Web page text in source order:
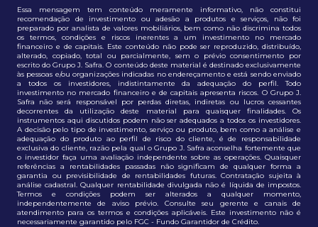
Essa mensagem tem conteúdo meramente informativo, não constitui
recomendação de investimento ou adesão a produtos e serviços, não foi
preparado por analista de valores mobiliários, bem como não discrimina todos
os termos, condições e riscos inerentes a um investimento no mercado
financeiro e de capitais. Este conteúdo não pode ser reproduzido, distribuído,
alterado, copiado, total ou parcialmente, sem o prévio consentimento por
escrito do Grupo J. Safra. O conteúdo deste material é destinado exclusivamente
às pessoas e/ou organizações indicadas no endereçamento e está sendo enviado
a todos os investidores, indistintamente da adequação do perfil. Todo
investimento no mercado financeiro e de capitais apresenta riscos. O Grupo J.
Safra não será responsável por perdas diretas, indiretas ou lucros cessantes
decorrentes da utilização deste material para quaisquer finalidades. Os
instrumentos aqui discutidos podem não ser adequados a todos os investidores.
A decisão pelo tipo de investimento, serviço ou produto, bem como a análise e
adequação do produto ao perfil de risco do cliente, é de responsabilidade
exclusiva do cliente, razão pela qual o Grupo J. Safra aconselha fortemente que
o investidor faça uma avaliação independente sobre as operações. Quaisquer
referências a rentabilidades passadas não significam de qualquer forma a
garantia ou previsibilidade de rentabilidades futuras. Contratação sujeita à
análise cadastral. Qualquer rentabilidade divulgada não é líquida de impostos.
Termos e condições podem ser alterados a qualquer momento,
independentemente de aviso prévio. Consulte seu gerente e canais de
atendimento para os termos e condições aplicáveis. Este investimento não é
necessariamente garantido pelo FGC - Fundo Garantidor de Crédito.